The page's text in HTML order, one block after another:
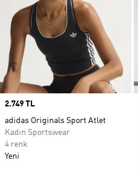
Price
2.749 TL
adidas Originals Sport Atlet
Kadın Sportswear
4 renk
Yeni